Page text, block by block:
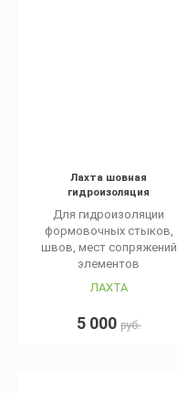
Лахта шовная
гидроизоляция
Для гидроизоляции
формовочных стыков,
швов, мест сопряжений
элементов
ЛАХТА
5 000руб.